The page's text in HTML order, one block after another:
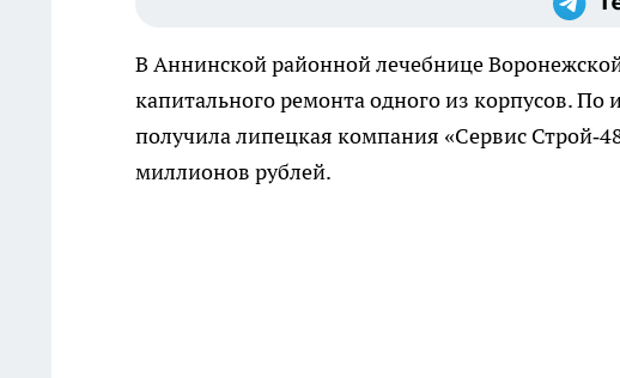
В Аннинской районной лечебнице
капитального ремонта одного из корпусов. По
получила липецкая компания «Сервис
миллионов рублей.